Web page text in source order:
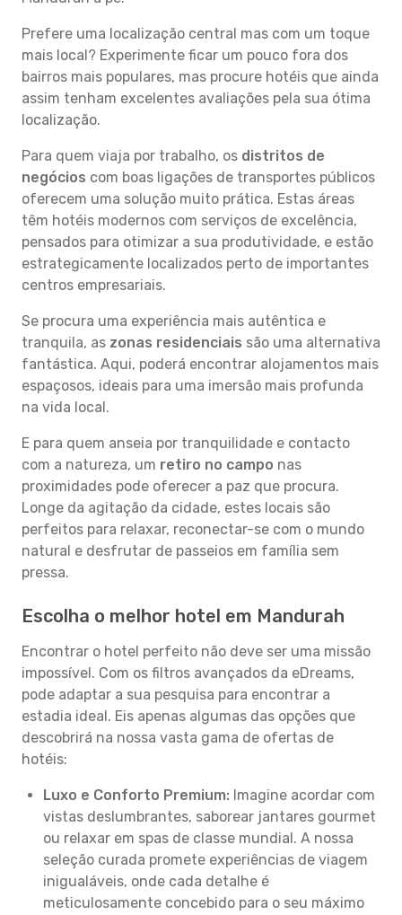
Prefere uma localização central mas com um toque
mais local? Experimente ficar um pouco fora dos
bairros mais populares, mas procure hotéis que ainda
assim tenham excelentes avaliações pela sua ótima
localização.
Para quem viaja por trabalho, os distritos de
negócios com boas ligações de transportes públicos
oferecem uma solução muito prática. Estas áreas
têm hotéis modernos com serviços de excelência,
pensados para otimizar a sua produtividade, e estão
estrategicamente localizados perto de importantes
centros empresariais.
Se procura uma experiência mais autêntica e
tranquila, as zonas residenciais são uma alternativa
fantástica. Aqui, poderá encontrar alojamentos mais
espaçosos, ideais para uma imersão mais profunda
na vida local.
E para quem anseia por tranquilidade e contacto
com a natureza, um retiro no campo nas
proximidades pode oferecer a paz que procura.
Longe da agitação da cidade, estes locais são
perfeitos para relaxar, reconectar-se com o mundo
natural e desfrutar de passeios em família sem
pressa.
Escolha o melhor hotel em Mandurah
Encontrar o hotel perfeito não deve ser uma missão
impossível. Com os filtros avançados da eDreams,
pode adaptar a sua pesquisa para encontrar a
estadia ideal. Eis apenas algumas das opções que
descobrirá na nossa vasta gama de ofertas de
hotéis:
Luxo e Conforto Premium: Imagine acordar com
vistas deslumbrantes, saborear jantares gourmet
ou relaxar em spas de classe mundial. A nossa
seleção curada promete experiências de viagem
inigualáveis, onde cada detalhe é
meticulosamente concebido para o seu máximo